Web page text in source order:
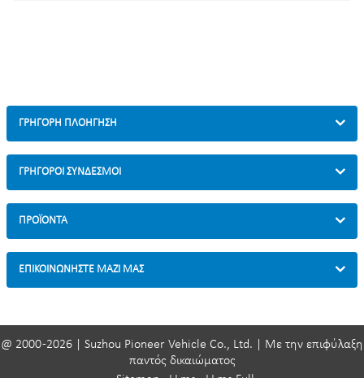
ΓΡΉΓΟΡΗ ΠΛΟΉΓΗΣΗ
ΓΡΗΓΟΡΟΙ ΣΥΝΔΕΣΜΟΙ
ΠΡΟΪΌΝΤΑ
ΕΠΙΚΟΙΝΩΝΉΣΤΕ ΜΑΖΊ ΜΑΣ
@ 2000 -2026 | Suzhou Pioneer Vehicle Co., Ltd. | Με την επιφύλαξη
παντός δικαιώματος